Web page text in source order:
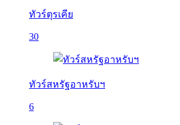
ทัวร์ตุรเคีย
30
ทัวร์สหรัฐอาหรับฯ
6